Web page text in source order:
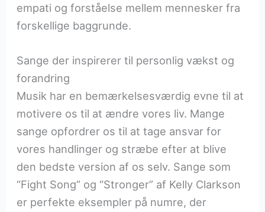
empati og forståelse mellem mennesker fra
forskellige baggrunde.
Sange der inspirerer til personlig vækst og
forandring
Musik har en bemærkelsesværdig evne til at
motivere os til at ændre vores liv. Mange
sange opfordrer os til at tage ansvar for
vores handlinger og stræbe efter at blive
den bedste version af os selv. Sange som
“Fight Song” og “Stronger” af Kelly Clarkson
er perfekte eksempler på numre, der